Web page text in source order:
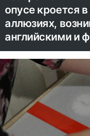
опусе кроется
аллюзиях,
английскими и